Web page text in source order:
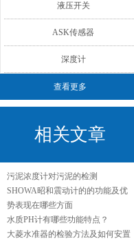
液压开关
ASK传感器
深度计
查看更多
相关文章
污泥浓度计对污泥的检测
SHOWA昭和震动计的的功能及优
势表现在哪些方面
水质PH计有哪些功能特点？
大菱水准器的检验方法及如何安置